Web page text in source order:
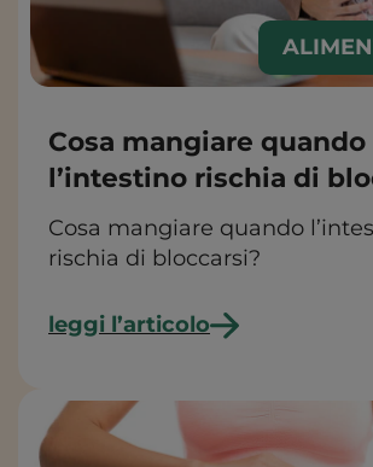
Cosa mangiare quando
l’intestino rischia di
Cosa mangiare quando
rischia di bloccarsi?
leggi l’articolo